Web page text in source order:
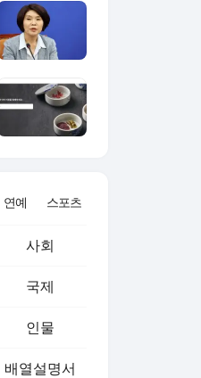
연예 스포츠
사회
국제
인물
배열설명서